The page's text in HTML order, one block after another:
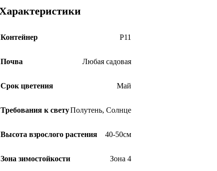
Контейнер Р11
Почва Любая садовая
Срок цветения Май
Требования к светуПолутень, Солнце
Высота взрослого растения 40-50см
Зона зимостойкости Зона 4